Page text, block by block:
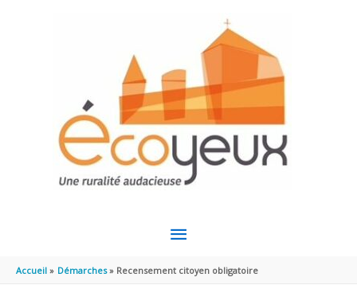
MENU
PRINCIPAL
Accueil Démarches Recensement citoyen obligatoire